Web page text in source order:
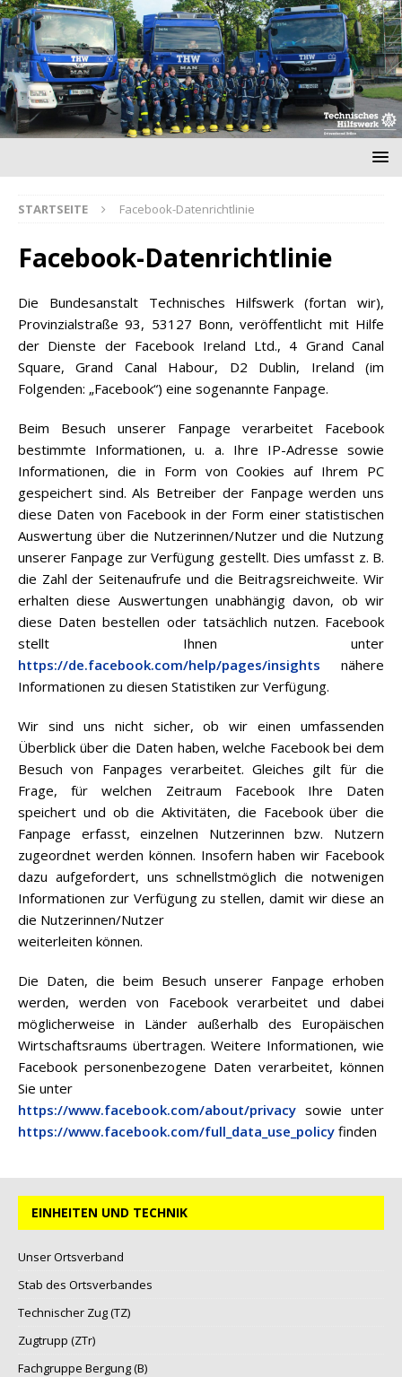
STARTSEITE Facebook-Datenrichtlinie
Facebook-Datenrichtlinie
Die Bundesanstalt Technisches Hilfswerk (fortan wir),
Provinzialstraße 93, 53127 Bonn, veröffentlicht mit Hilfe
der Dienste der Facebook Ireland Ltd., 4 Grand Canal
Square, Grand Canal Habour, D2 Dublin, Ireland (im
Folgenden: „Facebook“) eine sogenannte Fanpage.
Beim Besuch unserer Fanpage verarbeitet Facebook
bestimmte Informationen, u. a. Ihre IP-Adresse sowie
Informationen, die in Form von Cookies auf Ihrem PC
gespeichert sind. Als Betreiber der Fanpage werden uns
diese Daten von Facebook in der Form einer statistischen
Auswertung über die Nutzerinnen/Nutzer und die Nutzung
unserer Fanpage zur Verfügung gestellt. Dies umfasst z. B.
die Zahl der Seitenaufrufe und die Beitragsreichweite. Wir
erhalten diese Auswertungen unabhängig davon, ob wir
diese Daten bestellen oder tatsächlich nutzen. Facebook
stellt Ihnen unter
https://de.facebook.com/help/pages/insights nähere
Informationen zu diesen Statistiken zur Verfügung.
Wir sind uns nicht sicher, ob wir einen umfassenden
Überblick über die Daten haben, welche Facebook bei dem
Besuch von Fanpages verarbeitet. Gleiches gilt für die
Frage, für welchen Zeitraum Facebook Ihre Daten
speichert und ob die Aktivitäten, die Facebook über die
Fanpage erfasst, einzelnen Nutzerinnen bzw. Nutzern
zugeordnet werden können. Insofern haben wir Facebook
dazu aufgefordert, uns schnellstmöglich die notwenigen
Informationen zur Verfügung zu stellen, damit wir diese an
die Nutzerinnen/Nutzer
weiterleiten können.
Die Daten, die beim Besuch unserer Fanpage erhoben
werden, werden von Facebook verarbeitet und dabei
möglicherweise in Länder außerhalb des Europäischen
Wirtschaftsraums übertragen. Weitere Informationen, wie
Facebook personenbezogene Daten verarbeitet, können
Sie unter
https://www.facebook.com/about/privacy sowie unter
https://www.facebook.com/full_data_use_policy finden
EINHEITEN UND TECHNIK
Unser Ortsverband
Stab des Ortsverbandes
Technischer Zug (TZ)
Zugtrupp (ZTr)
Fachgruppe Bergung (B)